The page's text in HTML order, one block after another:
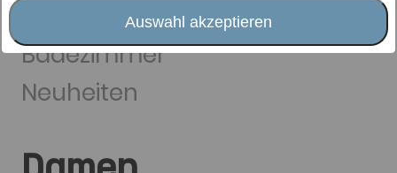
Auswahl akzeptieren
Wohnträume
Badezimmer
Neuheiten